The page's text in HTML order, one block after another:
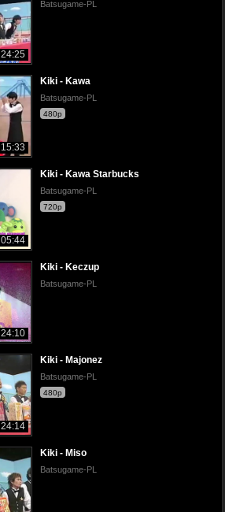
24:25
Batsugame-PL
15:33
Kiki - Kawa
Batsugame-PL
480p
05:44
Kiki - Kawa Starbucks
Batsugame-PL
720p
24:10
Kiki - Keczup
Batsugame-PL
24:14
Kiki - Majonez
Batsugame-PL
480p
Kiki - Miso
Batsugame-PL